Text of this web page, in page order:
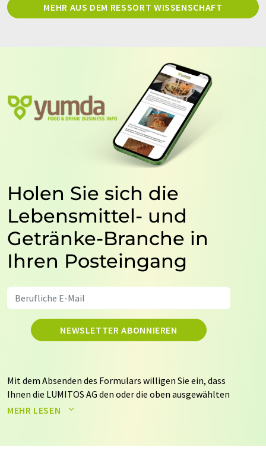
MEHR AUS DEM RESSORT WISSENSCHAFT
Holen Sie sich die
Lebensmittel- und
Getränke-Branche in
Ihren Posteingang
NEWSLETTER ABONNIEREN
Mit dem Absenden des Formulars willigen Sie ein, dass
Ihnen die LUMITOS AG den oder die oben ausgewählten
Newsletter per E-Mail zusendet. Ihre Daten werden
auf Basis unsererDatenschutzerklärung. LUMITOS darf
MEHR LESEN